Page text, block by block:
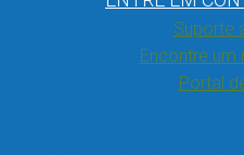
Suporte
Encontre um
Portal